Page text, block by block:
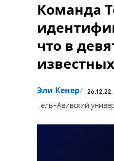
Команда
что в
Эли Кенер
Тель-Авивский